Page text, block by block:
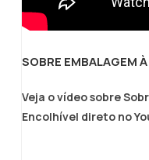
SOBRE EMBALAGEM
Veja o vídeo sobre
Encolhível direto no